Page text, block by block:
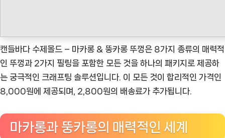
수
제
몰
드:
카
캔들바다 수제몰드 – 마카롱 & 뚱카롱 뚜껑은 8가지 종류의 매력적
인 뚜껑과 2가지 필링을 포함한 모든 것을 하나의 패키지로 제공하
는 궁극적인 크래프팅 솔루션입니다. 이 모든 것이 합리적인 가격인
8,000원에 제공되며, 2,800원의 배송료가 추가됩니다.
마카롱과 뚱카롱의 매력적인 세계